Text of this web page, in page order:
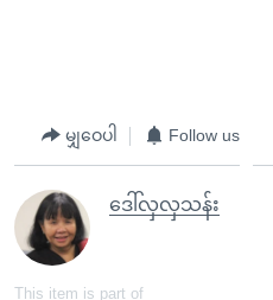
မျှဝေပါ Follow us
ဒေါ်လှလှသန်း
This item is part of